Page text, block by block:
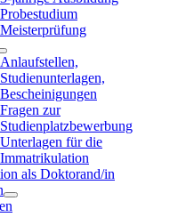
Probestudium
Meisterprüfung
Anlaufstellen,
Studienunterlagen,
Bescheinigungen
Fragen zur
Studienplatzbewerbung
Unterlagen für die
Immatrikulation
als Doktorand/in